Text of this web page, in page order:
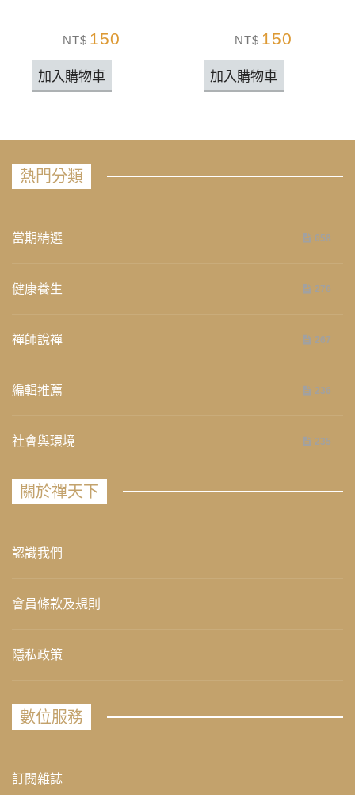
NT$ 150
加入購物車
NT$ 150
加入購物車
熱門分類
當期精選 658
健康養生 276
禪師說禪 267
編輯推薦 236
社會與環境 235
關於禪天下
認識我們
會員條款及規則
隱私政策
數位服務
訂閱雜誌